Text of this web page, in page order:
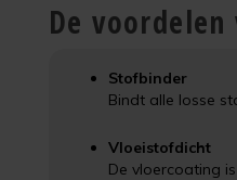
De
Stofbinder
Bindt alle losse
Vloeistofdicht
De vloercoating